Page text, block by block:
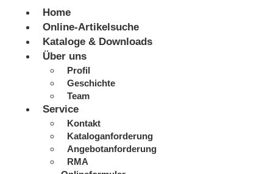
Home
Online-Artikelsuche
Kataloge & Downloads
Über uns
Profil
Geschichte
Team
Service
Kontakt
Kataloganforderung
Angebotanforderung
RMA